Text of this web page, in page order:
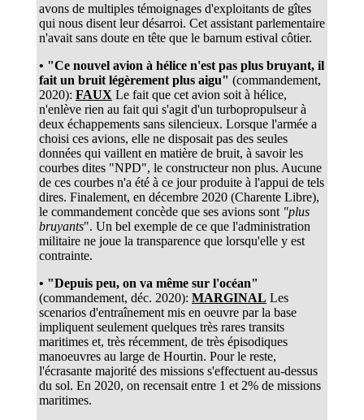
avons de multiples témoignages d'exploitants de gîtes
qui nous disent leur désarroi. Cet assistant parlementaire
n'avait sans doute en tête que le barnum estival côtier.
• "Ce nouvel avion à hélice n'est pas plus bruyant, il
fait un bruit légèrement plus aigu" (commandement,
2020): FAUX Le fait que cet avion soit à hélice,
n'enlève rien au fait qui s'agit d'un turbopropulseur à
deux échappements sans silencieux. Lorsque l'armée a
choisi ces avions, elle ne disposait pas des seules
données qui vaillent en matière de bruit, à savoir les
courbes dites "NPD", le constructeur non plus. Aucune
de ces courbes n'a été à ce jour produite à l'appui de tels
dires. Finalement, en décembre 2020 (Charente Libre),
le commandement concède que ses avions sont "plus
bruyants". Un bel exemple de ce que l'administration
militaire ne joue la transparence que lorsqu'elle y est
contrainte.
• "Depuis peu, on va même sur l'océan"
(commandement, déc. 2020): MARGINAL Les
scenarios d'entraînement mis en oeuvre par la base
impliquent seulement quelques très rares transits
maritimes et, très récemment, de très épisodiques
manoeuvres au large de Hourtin. Pour le reste,
l'écrasante majorité des missions s'effectuent au-dessus
du sol. En 2020, on recensait entre 1 et 2% de missions
maritimes.